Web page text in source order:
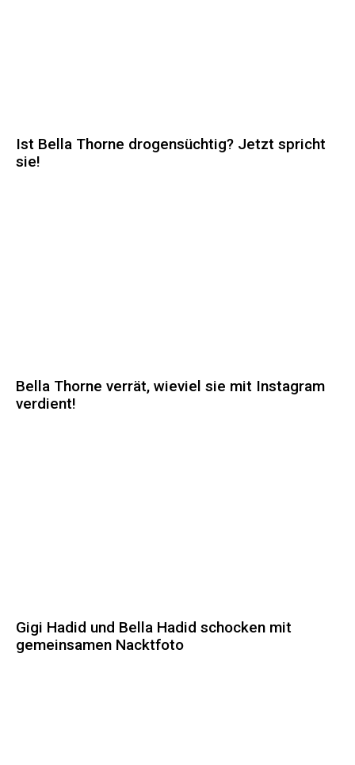
Ist Bella Thorne drogensüchtig? Jetzt spricht
sie!
Bella Thorne verrät, wieviel sie mit Instagram
verdient!
Gigi Hadid und Bella Hadid schocken mit
gemeinsamen Nacktfoto